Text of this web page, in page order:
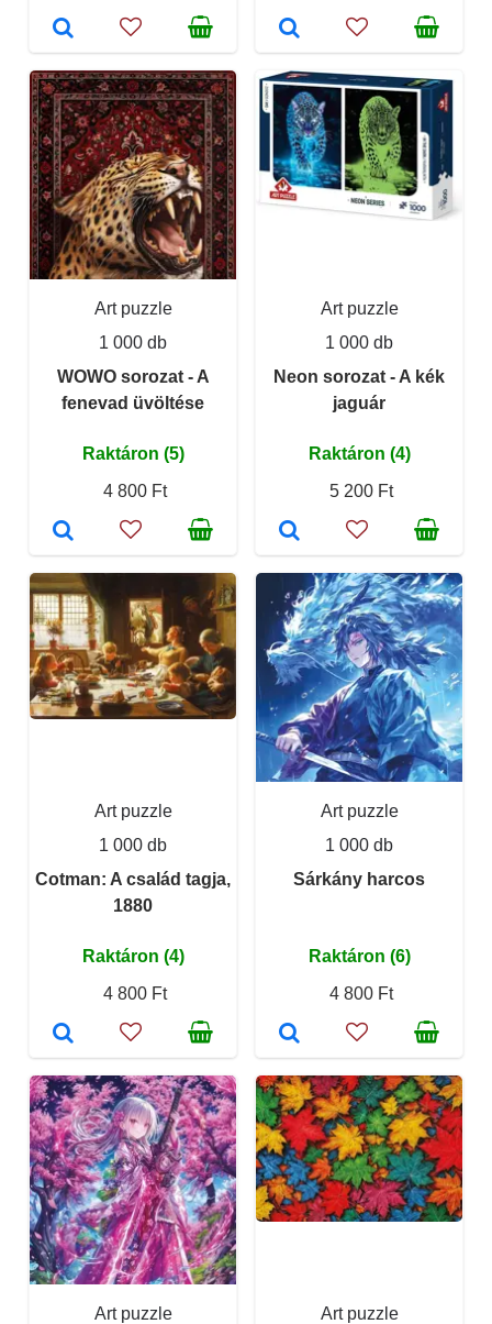
Art puzzle
1 000 db
WOWO sorozat - A
fenevad üvöltése
Raktáron (5)
4 800 Ft
Art puzzle
1 000 db
Neon sorozat - A kék
jaguár
Raktáron (4)
5 200 Ft
Art puzzle
1 000 db
Cotman: A család tagja,
1880
Raktáron (4)
4 800 Ft
Art puzzle
1 000 db
Sárkány harcos
Raktáron (6)
4 800 Ft
Art puzzle
Art puzzle